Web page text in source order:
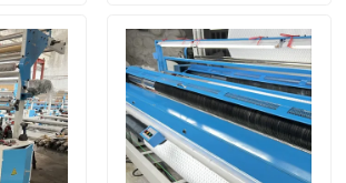
درخواست نقل قول
دستگاه برش کادوی
دستگاه آویز نساجی